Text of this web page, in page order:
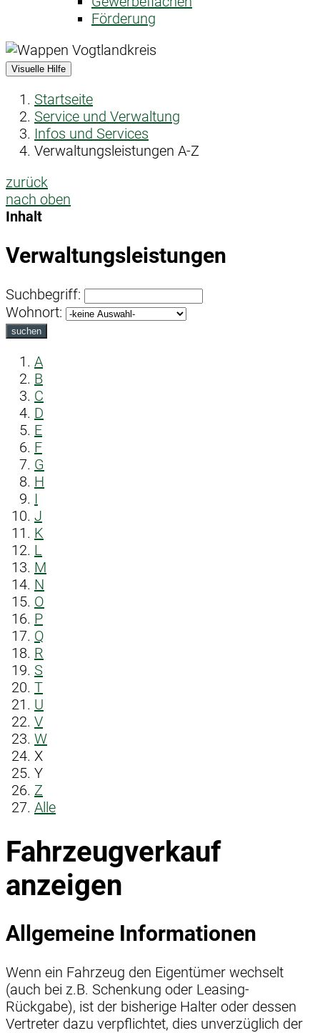
Förderung
Visuelle Hilfe
Startseite
Service und Verwaltung
Infos und Services
Verwaltungsleistungen A-Z
zurück
nach oben
Inhalt
Verwaltungsleistungen
Suchbegriff:
Wohnort:
suchen
A
B
C
D
E
F
G
H
I
J
K
L
M
N
O
P
Q
R
S
T
U
V
W
X
Y
Z
Alle
Fahrzeugverkauf
anzeigen
Allgemeine Informationen
Wenn ein Fahrzeug den Eigentümer wechselt
(auch bei z.B. Schenkung oder Leasing-
Rückgabe), ist der bisherige Halter oder dessen
Vertreter dazu verpflichtet, dies unverzüglich der